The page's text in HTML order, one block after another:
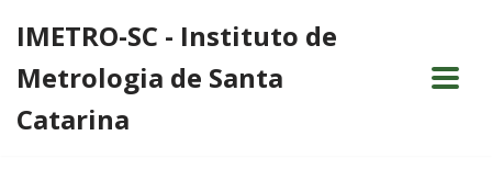
para
o
IMETRO-SC - Instituto de
Metrologia de Santa
Catarina